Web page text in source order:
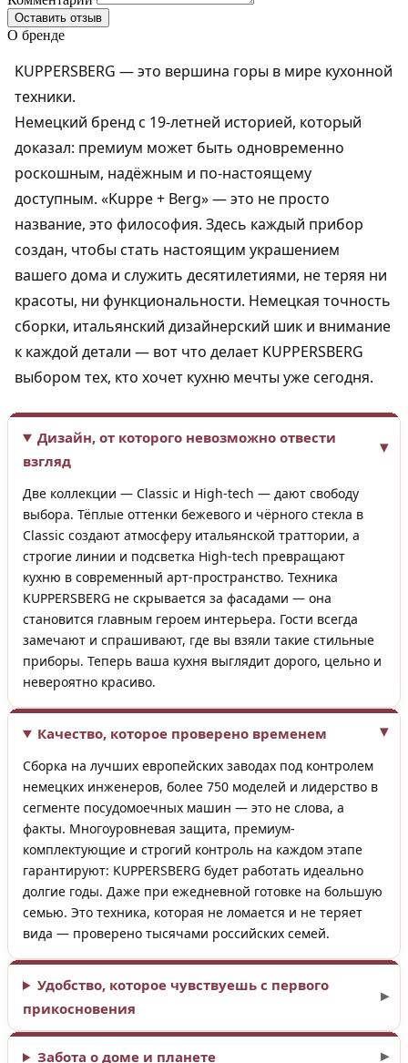
Оставить отзыв
О бренде
KUPPERSBERG — это вершина горы в мире кухонной
техники.
Немецкий бренд с 19-летней историей, который
доказал: премиум может быть одновременно
роскошным, надёжным и по-настоящему
доступным. «Kuppe + Berg» — это не просто
название, это философия. Здесь каждый прибор
создан, чтобы стать настоящим украшением
вашего дома и служить десятилетиями, не теряя ни
красоты, ни функциональности. Немецкая точность
сборки, итальянский дизайнерский шик и внимание
к каждой детали — вот что делает KUPPERSBERG
выбором тех, кто хочет кухню мечты уже сегодня.
Дизайн, от которого невозможно отвести
взгляд
Две коллекции — Classic и High-tech — дают свободу
выбора. Тёплые оттенки бежевого и чёрного стекла в
Classic создают атмосферу итальянской траттории, а
строгие линии и подсветка High-tech превращают
кухню в современный арт-пространство. Техника
KUPPERSBERG не скрывается за фасадами — она
становится главным героем интерьера. Гости всегда
замечают и спрашивают, где вы взяли такие стильные
приборы. Теперь ваша кухня выглядит дорого, цельно и
невероятно красиво.
Качество, которое проверено временем
Сборка на лучших европейских заводах под контролем
немецких инженеров, более 750 моделей и лидерство в
сегменте посудомоечных машин — это не слова, а
факты. Многоуровневая защита, премиум-
комплектующие и строгий контроль на каждом этапе
гарантируют: KUPPERSBERG будет работать идеально
долгие годы. Даже при ежедневной готовке на большую
семью. Это техника, которая не ломается и не теряет
вида — проверено тысячами российских семей.
Удобство, которое чувствуешь с первого
прикосновения
Забота о доме и планете